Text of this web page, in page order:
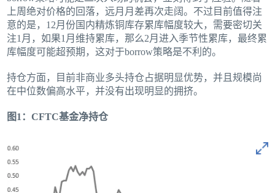
上周绝对价格的回落，远月月差再次走阔。不过目前值得注
意的是，12月份国内精炼铜库存累库幅度较大，需要密切关
注1月，如果1月维持累库，那么2月进入季节性累库，最终累
库幅度可能超预期，这对于borrow策略是不利的。
持仓方面，目前非商业多头持仓占据明显优势，并且规模尚
在中位数偏高水平，并没有出现明显的拥挤。
图1：CFTC基金净持仓